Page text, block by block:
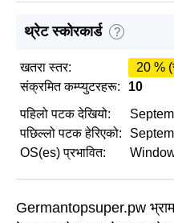
थ्रेट स्कोरकार्ड ?
खतरा स्तर:
20 %
संक्रमित कम्प्युटरहरू:
10
पहिलो पटक देखियो:
पछिल्लो पटक हेरिएको:
OS(es) प्रभावित:
Germantopsuper.pw